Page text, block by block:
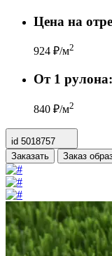
Цена на
924 ₽/м2
От 1 рулона:
840 ₽/м2
id 5018757
Заказать
Заказ